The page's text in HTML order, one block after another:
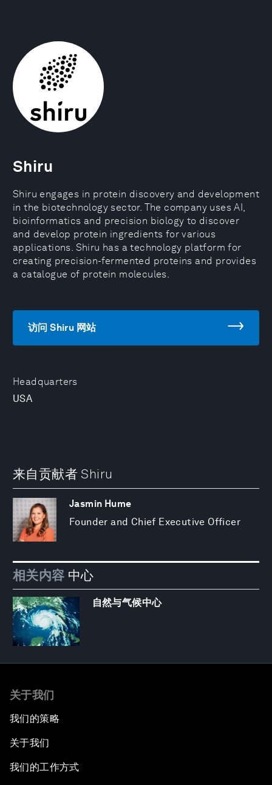
Headquarters
USA
Shiru
Shiru engages in protein discovery and development
in the biotechnology sector. The company uses AI,
bioinformatics and precision biology to discover
and develop protein ingredients for various
applications. Shiru has a technology platform for
creating precision-fermented proteins and provides
a catalogue of protein molecules.
访问 Shiru 网站
来自贡献者 Shiru
Jasmin Hume
Founder and Chief Executive Officer
相关内容 中心
自然与气候中心
关于我们
我们的策略
关于我们
我们的工作方式